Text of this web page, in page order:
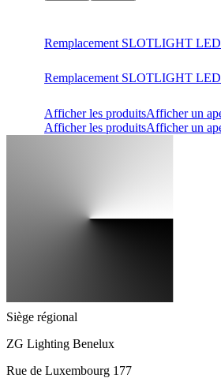
Remplacement SLOTLIGHT LED
Remplacement SLOTLIGHT LED
Afficher les produitsAfficher un
Afficher les produitsAfficher un
Siège régional
ZG Lighting Benelux
Rue de Luxembourg 177